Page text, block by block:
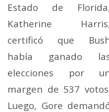
Estado de
Katherine
certificó que
había ganado
elecciones por
margen de 537
Luego, Gore